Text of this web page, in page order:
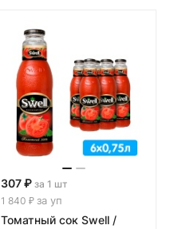
307 ₽ за 1 шт
1 840 ₽ за уп
Томатный сок Swell /